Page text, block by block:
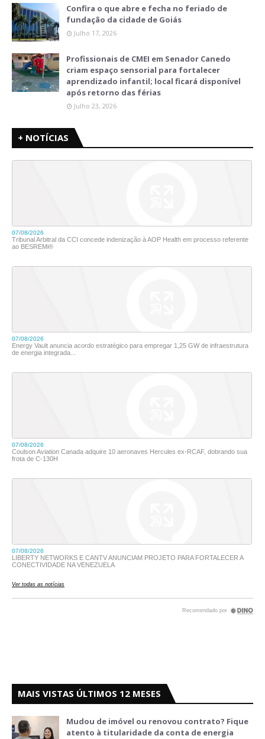
Confira o que abre e fecha no feriado de
fundação da cidade de Goiás
Julho 17, 2026
Profissionais de CMEI em Senador Canedo
criam espaço sensorial para fortalecer
aprendizado infantil; local ficará disponível
após retorno das férias
Julho 23, 2026
+ NOTÍCIAS
MAIS VISTAS ÚLTIMOS 12 MESES
Mudou de imóvel ou renovou contrato? Fique
atento à titularidade da conta de energia